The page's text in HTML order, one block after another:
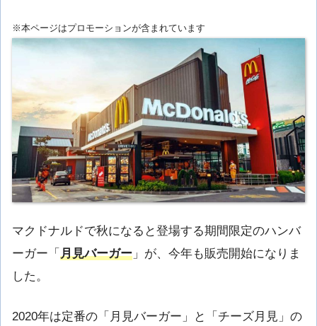
※本ページはプロモーションが含まれています
マクドナルドで秋になると登場する期間限定のハンバ
ーガー「 月見バーガー 」が、今年も販売開始になりま
した。
2020年は定番の「月見バーガー」と「チーズ月見」の